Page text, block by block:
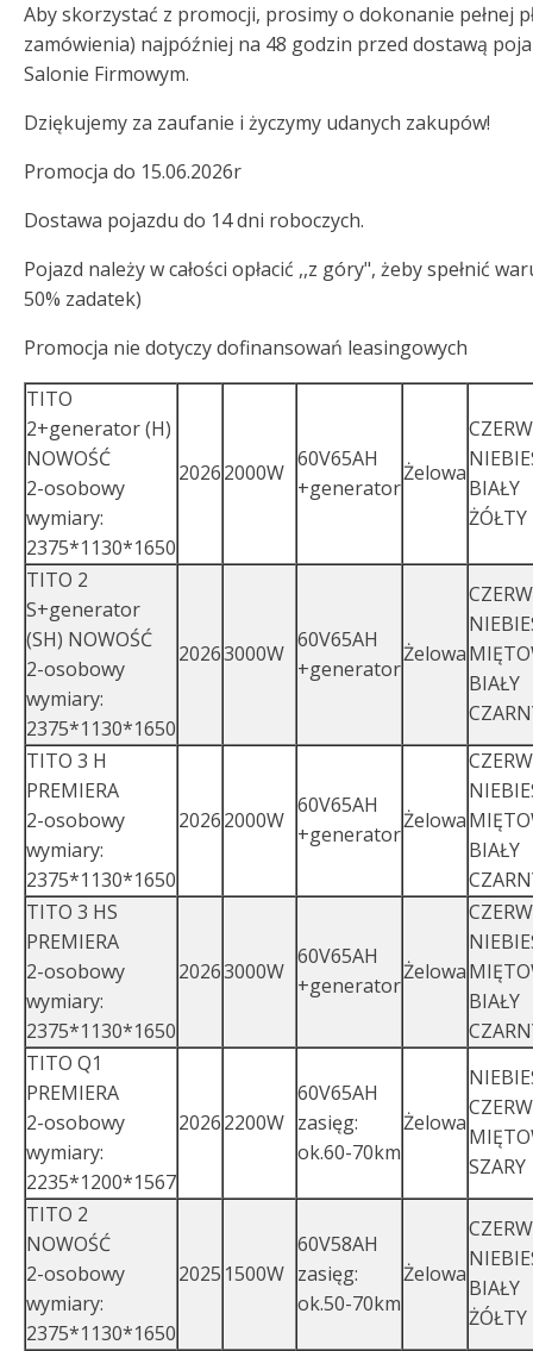
Aby skorzystać z promocji, prosimy o dokonanie pełnej
zamówienia) najpóźniej na 48 godzin przed dostawą
Salonie Firmowym.
Dziękujemy za zaufanie i życzymy udanych zakupów!
Promocja do 15.06.2026r
Dostawa pojazdu do 14 dni roboczych.
Pojazd należy w całości opłacić ,,z góry", żeby spełnić
50% zadatek)
Promocja nie dotyczy dofinansowań leasingowych
TITO
2+generator (H)
NOWOŚĆ
2-osobowy
wymiary:
2375*1130*1650
20262000W
60V65AH
+generator
Żelowa
BIAŁY
ŻÓŁTY
TITO 2
S+generator
(SH) NOWOŚĆ
2-osobowy
wymiary:
2375*1130*1650
20263000W
60V65AH
+generator
Żelowa
BIAŁY
TITO 3 H
PREMIERA
2-osobowy
wymiary:
2375*1130*1650
20262000W
60V65AH
+generator
Żelowa
BIAŁY
TITO 3 HS
PREMIERA
2-osobowy
wymiary:
2375*1130*1650
20263000W
60V65AH
+generator
Żelowa
BIAŁY
TITO Q1
PREMIERA
2-osobowy
wymiary:
2235*1200*1567
20262200W
60V65AH
zasięg:
ok.60-70km
Żelowa
SZARY
TITO 2
NOWOŚĆ
2-osobowy
wymiary:
2375*1130*1650
2025 1500W
60V58AH
zasięg:
ok.50-70km
Żelowa
BIAŁY
ŻÓŁTY